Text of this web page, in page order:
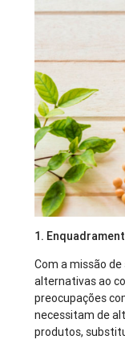
1.
Com a missão
alternativas ao
preocupações
necessitam de
produtos,